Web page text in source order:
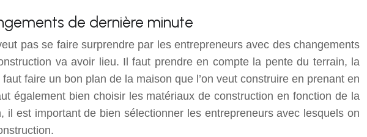
de dernière minute
pas se faire surprendre par les entrepreneurs avec des changements
va avoir lieu. Il faut prendre en compte la pente du terrain, la
faire un bon plan de la maison que l’on veut construire en prenant en
également bien choisir les matériaux de construction en fonction de la
est important de bien sélectionner les entrepreneurs avec lesquels on